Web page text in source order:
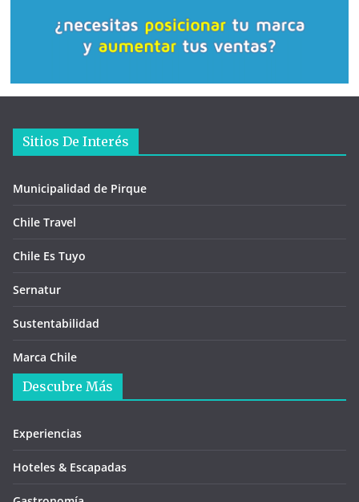
Sitios De Interés
Municipalidad de Pirque
Chile Travel
Chile Es Tuyo
Sernatur
Sustentabilidad
Marca Chile
Descubre Más
Experiencias
Hoteles & Escapadas